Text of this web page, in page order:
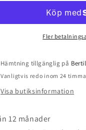
Fler
Hämtning tillgänglig på
Vanligtvis redo inom 24
Visa butiksinformation
12 månader